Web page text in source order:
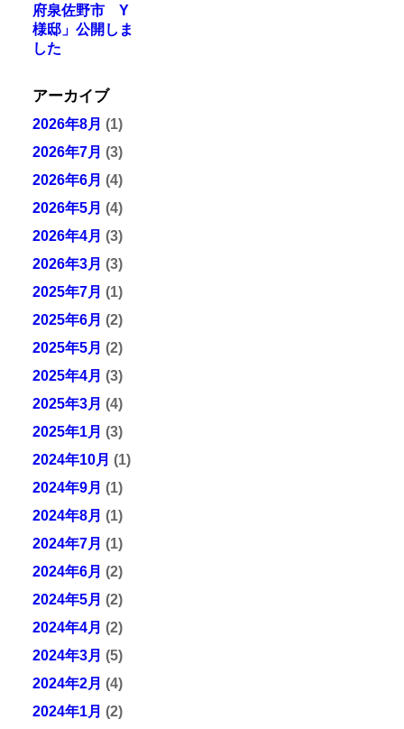
府泉佐野市 Y
様邸」公開しま
した
アーカイブ
2026年8月 (1)
2026年7月 (3)
2026年6月 (4)
2026年5月 (4)
2026年4月 (3)
2026年3月 (3)
2025年7月 (1)
2025年6月 (2)
2025年5月 (2)
2025年4月 (3)
2025年3月 (4)
2025年1月 (3)
2024年10月 (1)
2024年9月 (1)
2024年8月 (1)
2024年7月 (1)
2024年6月 (2)
2024年5月 (2)
2024年4月 (2)
2024年3月 (5)
2024年2月 (4)
2024年1月 (2)